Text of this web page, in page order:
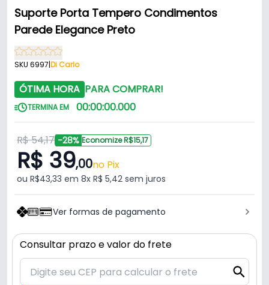
Suporte Porta Tempero Condimentos
Parede Elegance Preto
SKU 6997|Di Carlo
ÓTIMA HORA PARA COMPRAR!
TERMINA EM 00:00:00.000
R$ 54,17 -28% Economize R$15,17
R$ 39,00no Pix
ou R$43,33 em 8x R$ 5,42 sem juros
Ver formas de pagamento
Consultar prazo e valor do frete